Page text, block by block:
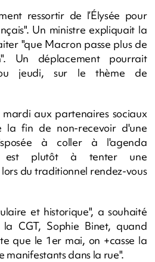
ressortir de l’Élysée pour
Un ministre expliquait la
"que Macron passe plus de
Un déplacement pourrait
jeudi, sur le thème de
aux partenaires sociaux
la fin de non-recevoir d'une
à coller à l'agenda
est plutôt à tenter une
du traditionnel rendez-vous
et historique", a souhaité
CGT, Sophie Binet, quand
que le 1er mai, on +casse la
dans la rue".